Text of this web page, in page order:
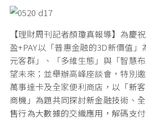
【理財周刊記者顏瓊真報導】為慶
盈+PAY以「普惠金融的3D新價值」
元客群」、「多維生態」與「智慧
望未來；並舉辦高峰座談會，特別
萬事達卡及全家便利商店， 以「新
商機」為題共同探討新金融技術、
售行為大數據的交織應用，解碼支